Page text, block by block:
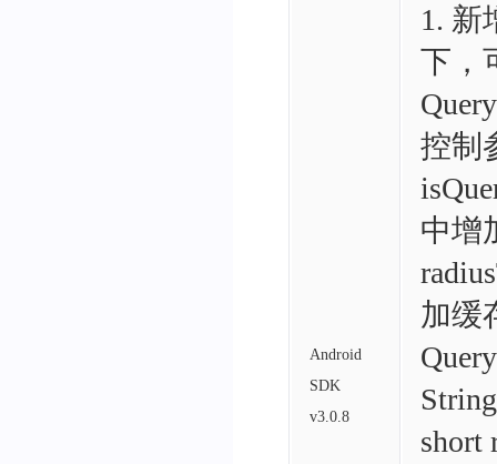
Android
SDK
v3.0.8
1. 新
下，
控制
中增
加缓
short